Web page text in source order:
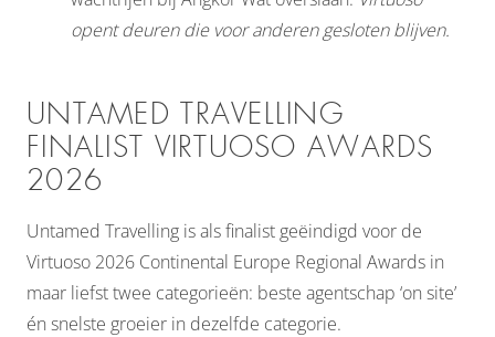
opent deuren die voor anderen gesloten blijven.
UNTAMED TRAVELLING
FINALIST VIRTUOSO AWARDS
2026
Untamed Travelling is als finalist geëindigd voor de
Virtuoso 2026 Continental Europe Regional Awards in
maar liefst twee categorieën: beste agentschap ‘on site’
én snelste groeier in dezelfde categorie.